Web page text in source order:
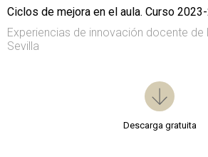
Ciclos de mejora en el aula. Curso
Experiencias de innovación docente de
Sevilla
Descarga gratuita